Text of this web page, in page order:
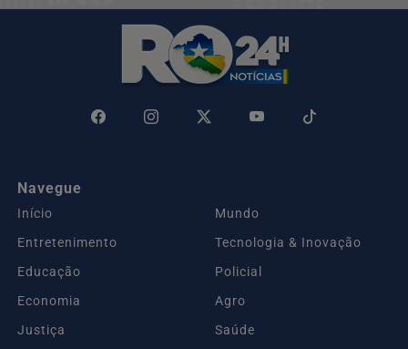
Navegue
Início
Mundo
Entretenimento
Tecnologia & Inovação
Educação
Policial
Economia
Agro
Justiça
Saúde